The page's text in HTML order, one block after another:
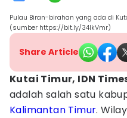
Pulau Biran-birahan yang ada di
(sumber https://bit.ly/34lkVmr)
Share Article
Kutai Timur, IDN
adalah salah satu
Kalimantan Timur.